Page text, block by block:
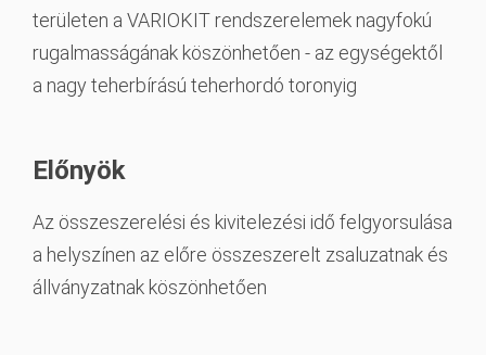
területen a VARIOKIT rendszerelemek nagyfokú
rugalmasságának köszönhetően - az egységektől
a nagy teherbírású teherhordó toronyig
Előnyök
Az összeszerelési és kivitelezési idő felgyorsulása
a helyszínen az előre összeszerelt zsaluzatnak és
állványzatnak köszönhetően